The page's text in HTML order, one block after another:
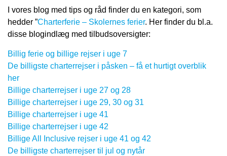
I vores blog med tips og råd finder du en kategori, som
hedder ”Charterferie – Skolernes ferier. Her finder du bl.a.
disse blogindlæg med tilbudsoversigter:
Billig ferie og billige rejser i uge 7
De billigste charterrejser i påsken – få et hurtigt overblik
her
Billige charterrejser i uge 27 og 28
Billige charterrejser i uge 29, 30 og 31
Billige charterrejser i uge 41
Billige charterrejser i uge 42
Billige All Inclusive rejser i uge 41 og 42
De billigste charterrejser til jul og nytår